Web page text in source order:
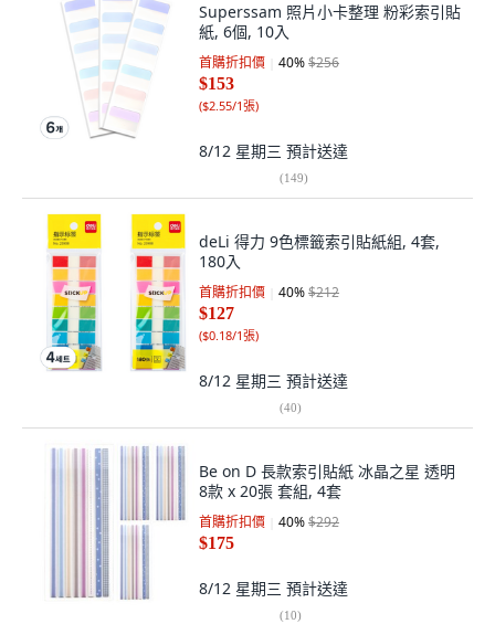
Superssam 照片小卡整理 粉彩索引貼
紙, 6個, 10入
首購折扣價 40%$256
$153
($2.55/1張)
8/12 星期三 預計送達
(149)
deLi 得力 9色標籤索引貼紙組, 4套,
180入
首購折扣價 40%$212
$127
($0.18/1張)
8/12 星期三 預計送達
(40)
Be on D 長款索引貼紙 冰晶之星 透明
8款 x 20張 套組, 4套
首購折扣價 40%$292
$175
8/12 星期三 預計送達
(10)